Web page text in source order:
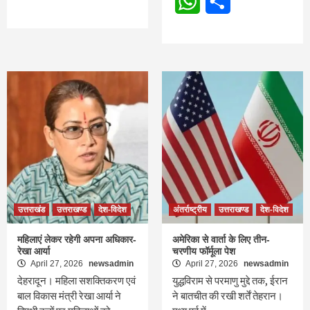
उत्तराखंड उत्तराखण्ड देश-विदेश
महिलाएं लेकर रहेगी अपना अधिकार-
रेखा आर्या
April 27, 2026 newsadmin
देहरादून। महिला सशक्तिकरण एवं
बाल विकास मंत्री रेखा आर्या ने
अंतर्राष्ट्रीय उत्तराखण्ड देश-विदेश
अमेरिका से वार्ता के लिए तीन-
चरणीय फॉर्मूला पेश
April 27, 2026 newsadmin
युद्धविराम से परमाणु मुद्दे तक, ईरान
ने बातचीत की रखी शर्तें तेहरान।